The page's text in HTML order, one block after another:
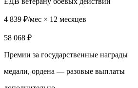
4 839 ₽/мес × 12 месяцев
58 068 ₽
Премии за государственные награды
медали, ордена — разовые выплаты